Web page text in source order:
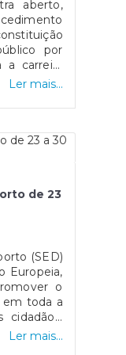
dos
Vicente.6)
2024
de
Pia SC
da
e da
público.A
na
aberto,
por
carreira
(Ref.ª I),
2024/2.O
Público
aos
se
Ler mais...
de 23
(SED)
Europeia,
o
em toda a
e
Ler mais...